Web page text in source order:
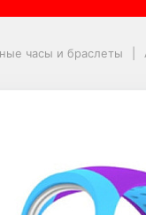
часы и браслеты